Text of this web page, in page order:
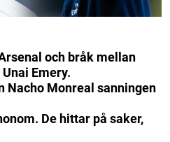
och bråk mellan
Emery.
Nacho Monreal sanningen
De hittar på saker,